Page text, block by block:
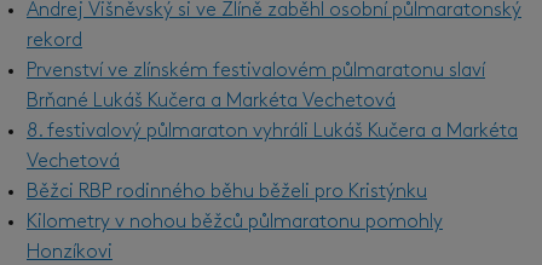
Andrej Višněvský si ve Zlíně zaběhl osobní půlmaratonský
rekord
Prvenství ve zlínském festivalovém půlmaratonu slaví
Brňané Lukáš Kučera a Markéta Vechetová
8. festivalový půlmaraton vyhráli Lukáš Kučera a Markéta
Vechetová
Běžci RBP rodinného běhu běželi pro Kristýnku
Kilometry v nohou běžců půlmaratonu pomohly
Honzíkovi